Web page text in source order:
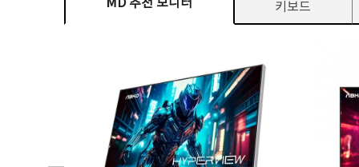
MD 추천 모니터 키보드